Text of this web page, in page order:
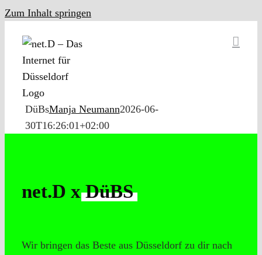
Zum Inhalt springen
DüBsManja Neumann2026-06-
30T16:26:01+02:00
net.D xDüBS
Wir bringen das Beste aus Düsseldorf zu dir nach